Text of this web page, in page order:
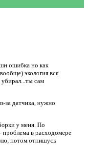
ошибка но как
экология вся
убирал...ты сам
за датчика, нужно
у меня. По
в расходомере
потом отпишусь